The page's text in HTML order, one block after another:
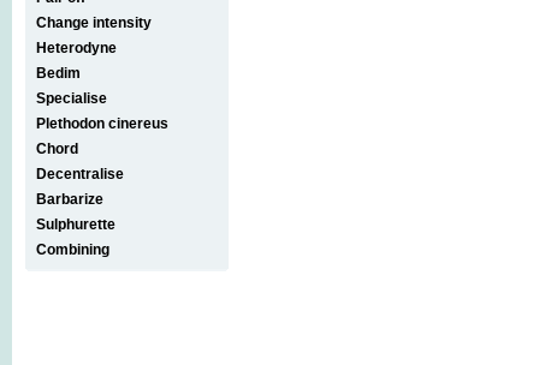
Change intensity
Heterodyne
Bedim
Specialise
Plethodon cinereus
Chord
Decentralise
Barbarize
Sulphurette
Combining